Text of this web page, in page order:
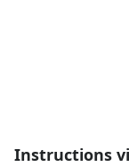
Instructions